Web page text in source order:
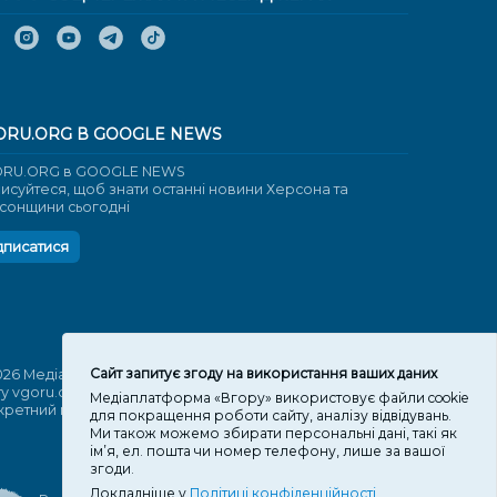
В GOOGLE NEWS
в GOOGLE NEWS
щоб знати останні новини Херсона та
сьогодні
Медіаплатформа "Вгору". Використання матеріалів
vgoru.org лише за умови активного посилання на
матеріал не нижче другого абзацу.
Cайт запитує згоду на використання ваших даних
Медіаплатформа «Вгору» використовує файли cookie
для покращення роботи сайту, аналізу відвідувань.
Ми також можемо збирати персональні дані, такі як
ім’я, ел. пошта чи номер телефону, лише за вашої
згоди.
Докладніше у Політиці конфіденційності